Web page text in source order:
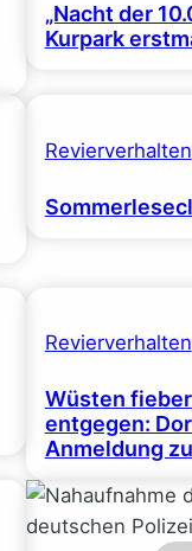
„Nacht der
Kurpark
Revierverhalten
Revierverhalten
Wüsten
entgegen:
Anmeldung